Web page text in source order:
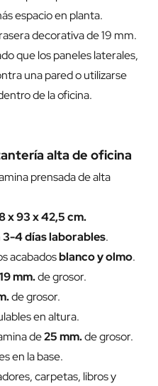
espacio en planta.
decorativa de 19 mm.
que los paneles laterales,
una pared o utilizarse
de la oficina.
alta de oficina
prensada de alta
x 93 x 42,5 cm.
3-4 días laborables.
acabadosblanco y olmo.
19 mm.de grosor.
de grosor.
en altura.
de25 mm.de grosor.
en la base.
carpetas, libros y